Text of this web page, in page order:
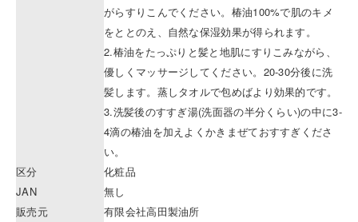
がらすりこんでください。椿油100%で肌のキメ
をととのえ、自然な保湿効果が得られます。
2.椿油をたっぷりと髪と地肌にすりこみながら、
優しくマッサージしてください。20-30分後に洗
髪します。蒸しタオルで包めばより効果的です。
3.洗髪後のすすぎ湯(洗面器の半分くらい)の中に3-
4滴の椿油を加えよくかきまぜておすすぎくださ
い。
区分
化粧品
JAN
無し
販売元
有限会社高田製油所